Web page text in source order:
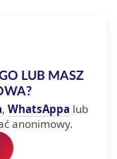
LUB MASZ
, WhatsAppa lub
anonimowy.